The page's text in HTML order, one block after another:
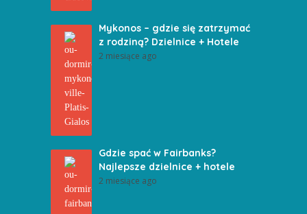
Mykonos – gdzie się zatrzymać
z rodziną? Dzielnice + Hotele
2 miesiące ago
Gdzie spać w Fairbanks?
Najlepsze dzielnice + hotele
2 miesiące ago